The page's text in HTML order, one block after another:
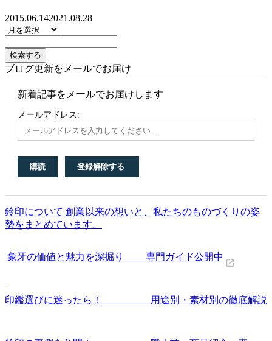
2015.06.142021.08.28
ブログ更新をメールでお届け
新着記事をメールでお届けします
メールアドレス:
鈴印について 創業以来の想いと、私たちのものづくりの姿
勢をまとめています。
象牙の価値と魅力を深掘り 専門ガイド公開中
印鑑選びに迷ったら！ 用途別・素材別の徹底解説